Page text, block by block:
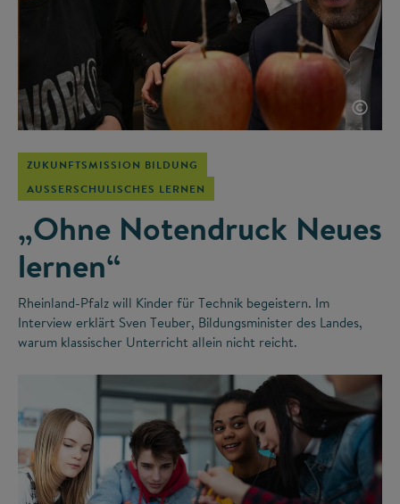
©
ZUKUNFTSMISSION BILDUNG
AUSSERSCHULISCHES LERNEN
„Ohne Notendruck Neues
lernen“
Rheinland-Pfalz will Kinder für Technik begeistern. Im
Interview erklärt Sven Teuber, Bildungsminister des Landes,
warum klassischer Unterricht allein nicht reicht.